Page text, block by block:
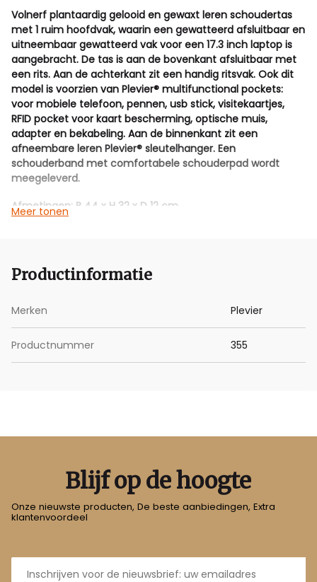
Volnerf plantaardig gelooid en gewaxt leren schoudertas
met 1 ruim hoofdvak, waarin een gewatteerd afsluitbaar en
uitneembaar gewatteerd vak voor een 17.3 inch laptop is
aangebracht. De tas is aan de bovenkant afsluitbaar met
een rits. Aan de achterkant zit een handig ritsvak. Ook dit
model is voorzien van Plevier® multifunctional pockets:
voor mobiele telefoon, pennen, usb stick, visitekaartjes,
RFID pocket voor kaart bescherming, optische muis,
adapter en bekabeling. Aan de binnenkant zit een
afneembare leren Plevier® sleutelhanger. Een
schouderband met comfortabele schouderpad wordt
meegeleverd.
Afmetingen; B 44 x H 32 x D 12 cm
Meer tonen
Productinformatie
Merken Plevier
Productnummer 355
Blijf op de hoogte
Onze nieuwste producten, De beste aanbiedingen, Extra
klantenvoordeel
E-
mailadres